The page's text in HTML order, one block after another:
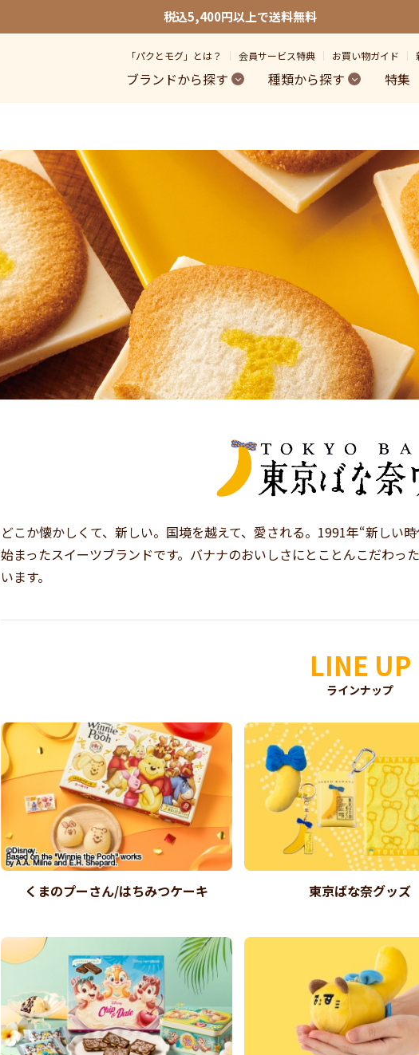
税込5,400円以上で送料無料
「パクとモグ」とは？ 会員サービス特典 お買い物ガイド
ブランドから探す 種類から探す 特集
どこか懐かしくて、新しい。国境を越えて、愛される。1991年“新しい
始まったスイーツブランドです。バナナのおいしさにとことんこだわっ
います。
LINE UP
ラインナップ
くまのプーさん/はちみつケーキ 東京ばな奈グッズ